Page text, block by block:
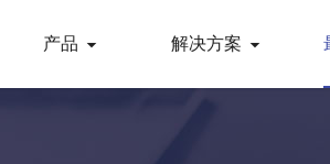
产品 解决方案